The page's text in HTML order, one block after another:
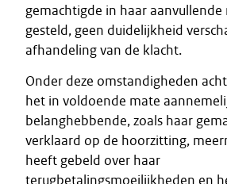
gemachtigde in haar aanvullende
gesteld, geen duidelijkheid
afhandeling van de klacht.
Onder deze omstandigheden
het in voldoende mate
belanghebbende, zoals haar
verklaard op de hoorzitting,
heeft gebeld over haar
terugbetalingsmoeilijkheden en